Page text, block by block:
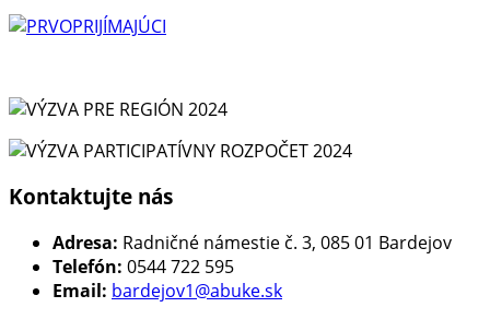
Kontaktujte nás
Adresa: Radničné námestie č. 3, 085 01 Bardejov
Telefón: 0544 722 595
Email: bardejov1@abuke.sk